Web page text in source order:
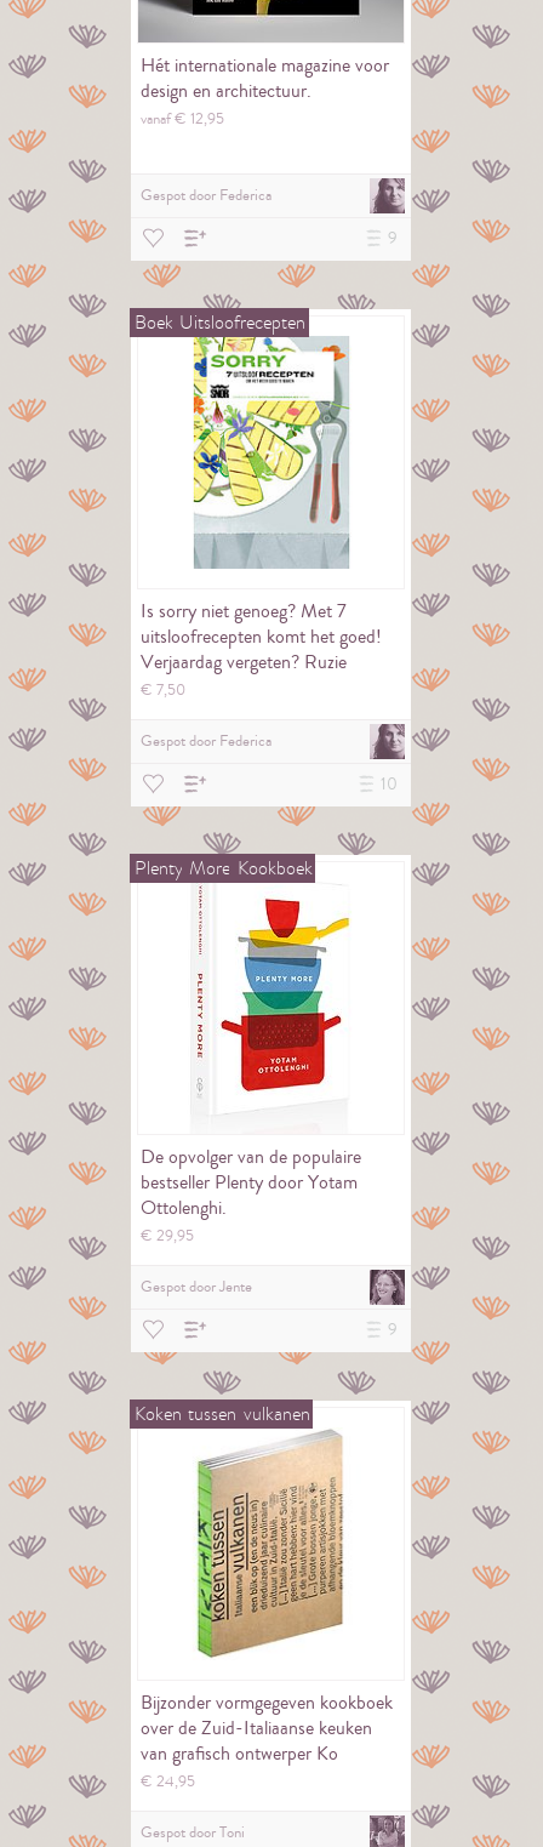
Hét internationale magazine voor
design en architectuur.
vanaf € 12,95
Gespot door Federica
9
Boek Uitsloofrecepten
Is sorry niet genoeg? Met 7
uitsloofrecepten komt het goed!
Verjaardag vergeten? Ruzie
gemaakt, of…
€7,50
Gespot door Federica
10
Plenty More Kookboek
De opvolger van de populaire
bestseller Plenty door Yotam
Ottolenghi.
€29,95
Gespot doorJente
9
Koken tussen vulkanen
Bijzonder vormgegeven kookboek
over de Zuid-Italiaanse keuken
van grafisch ontwerper Ko
Sliggers.
€24,95
Gespot doorToni